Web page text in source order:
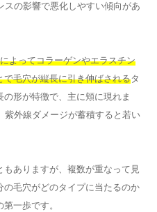
の影響で悪化しやすい傾向があ
よってコラーゲンやエラスチン
毛穴が縦長に引き伸ばされるタ
形が特徴で、主に頬に現れま
紫外線ダメージが蓄積すると若い
ありますが、複数が重なって見
の毛穴がどのタイプに当たるのか
一歩です。